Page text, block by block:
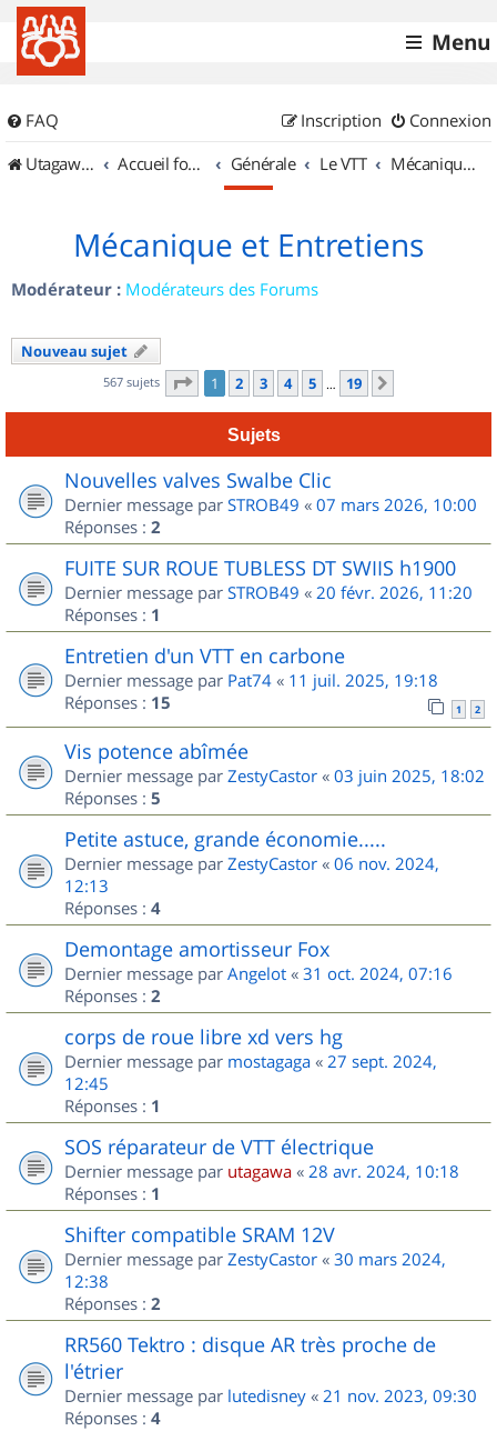
Menu
FAQ Connexion
Inscription
UtagawaVTT (Randos VTT et VTTAE avec traces GPS)
Accueil forum Générale Le VTT Mécanique et Entretiens
Mécanique et Entretiens
Modérateur : Modérateurs des Forums
Nouveau sujet
567 sujets Page 1sur
1 2 3 4 5 … 19
Sujets
Nouvelles valves Swalbe Clic
Dernier message par STROB49 « 07 mars 2026, 10:00
Réponses : 2
FUITE SUR ROUE TUBLESS DT SWIIS h1900
Dernier message par STROB49 « 20 févr. 2026, 11:20
Réponses : 1
Entretien d'un VTT en carbone
Dernier message par Pat74 « 11 juil. 2025, 19:18
Réponses : 15 1 2
Vis potence abîmée
Dernier message par ZestyCastor « 03 juin 2025, 18:02
Réponses : 5
Petite astuce, grande économie.....
Dernier message par ZestyCastor « 06 nov. 2024,
12:13
Réponses : 4
Demontage amortisseur Fox
Dernier message par Angelot « 31 oct. 2024, 07:16
Réponses : 2
corps de roue libre xd vers hg
Dernier message par mostagaga « 27 sept. 2024,
12:45
Réponses : 1
SOS réparateur de VTT électrique
Dernier message par utagawa « 28 avr. 2024, 10:18
Réponses : 1
Shifter compatible SRAM 12V
Dernier message par ZestyCastor « 30 mars 2024,
12:38
Réponses : 2
RR560 Tektro : disque AR très proche de
l'étrier
Dernier message par lutedisney « 21 nov. 2023, 09:30
Réponses : 4